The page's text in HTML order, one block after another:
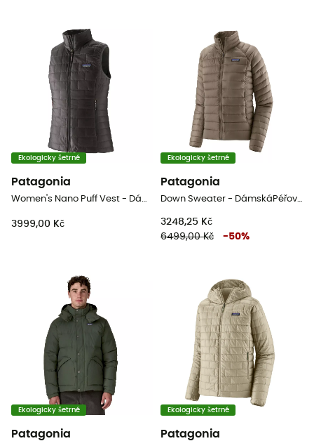
Ekologicky šetrné
Patagonia
Women's Nano Puff Vest - Dámská péřova bez rukávů
3999,00 Kč
Ekologicky šetrné
Patagonia
Down Sweater - DámskáPéřová bunda
3248,25 Kč
6499,00 Kč
-50%
Ekologicky šetrné
Patagonia
Ekologicky šetrné
Patagonia